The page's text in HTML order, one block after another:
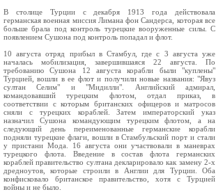
В столице Турции с декабря 1913 года действовала
германская военная миссия Лимана фон Сандерса, которая все
больше брала под контроль турецкие вооруженные силы. С
появлением Сушона под контроль попадал и флот.
10 августа отряд прибыл в Стамбул, где с 3 августа уже
началась мобилизация, завершившаяся 22 августа. По
требованию Сушона 12 августа корабли были "куплены"
Турцией, вошли в ее флот и получили новые названия: "Явуз
султан Селим" и "Мидилли". Английский адмирал,
командовавший турецким флотом, отдал приказ, в
соответствии с которым британских офицеров и матросов
сняли с турецких кораблей. Затем императорский указ
назначил Сушона командующим турецким флотом, а на
следующий день переименованные германские корабли
подняли турецкие флаги, вошли в Стамбульский порт и стали
у пристани Мода. 16 августа они участвовали в маневрах
турецкого флота. Введение в состав флота германских
кораблей правительство султана декларировало как замену 2-х
дредноутов, которые строили в Англии для Турции. Оба
конфисковало британское правительство, хотя с Турцией
войны и не было.